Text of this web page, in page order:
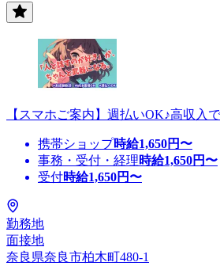
【スマホご案内】週払いOK♪高収入
携帯ショップ時給1,650円〜
事務・受付・経理時給1,650円〜
受付時給1,650円〜
勤務地
面接地
奈良県奈良市柏木町480-1